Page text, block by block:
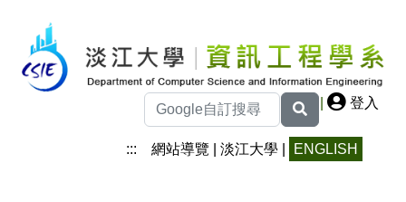
| 登入
::: 網站導覽 淡江大學 ENGLISH